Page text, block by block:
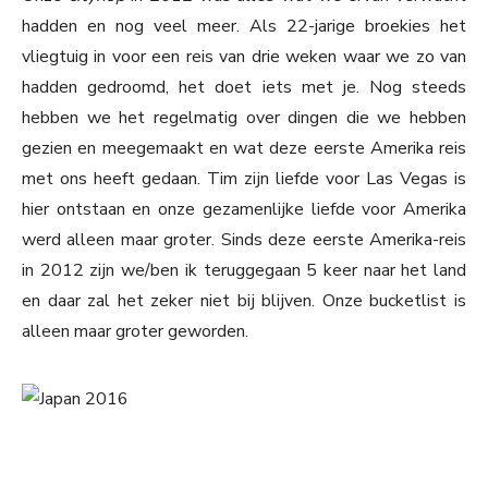
hadden en nog veel meer. Als 22-jarige broekies het
vliegtuig in voor een reis van drie weken waar we zo van
hadden gedroomd, het doet iets met je. Nog steeds
hebben we het regelmatig over dingen die we hebben
gezien en meegemaakt en wat deze eerste Amerika reis
met ons heeft gedaan. Tim zijn liefde voor Las Vegas is
hier ontstaan en onze gezamenlijke liefde voor Amerika
werd alleen maar groter. Sinds deze eerste Amerika-reis
in 2012 zijn we/ben ik teruggegaan 5 keer naar het land
en daar zal het zeker niet bij blijven. Onze bucketlist is
alleen maar groter geworden.